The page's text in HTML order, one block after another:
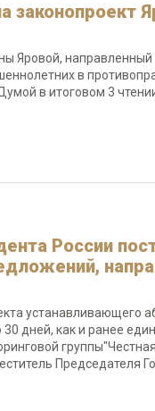
Яровой,
в
в итоговом 3
России
устанавливающего
дней, как и ранее
Председателя